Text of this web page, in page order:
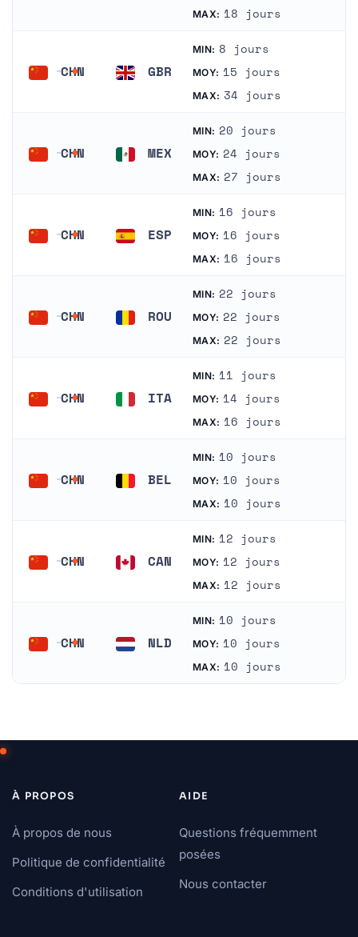
MAX: 18 jours
CHN GBR
MIN: 8 jours
MOY: 15 jours
MAX: 34 jours
CHN MEX
MIN: 20 jours
MOY: 24 jours
MAX: 27 jours
CHN ESP
MIN: 16 jours
MOY: 16 jours
MAX: 16 jours
CHN ROU
MIN: 22 jours
MOY: 22 jours
MAX: 22 jours
CHN ITA
MIN: 11 jours
MOY: 14 jours
MAX: 16 jours
CHN BEL
MIN: 10 jours
MOY: 10 jours
MAX: 10 jours
CHN CAN
MIN: 12 jours
MOY: 12 jours
MAX: 12 jours
CHN NLD
MIN: 10 jours
MOY: 10 jours
MAX: 10 jours
À PROPOS
À propos de nous
Politique de confidentialité
Conditions d'utilisation
AIDE
Questions fréquemment
posées
Nous contacter